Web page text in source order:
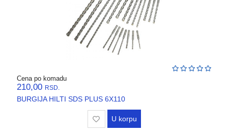
Cena po komadu
210,00 RSD.
BURGIJA HILTI SDS PLUS 6X110
U korpu